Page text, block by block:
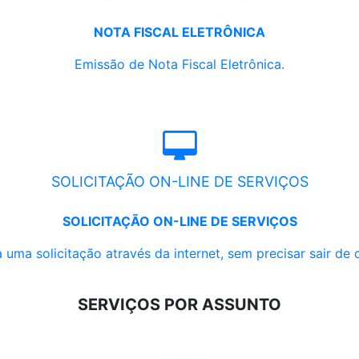
NOTA FISCAL ELETRÔNICA
Emissão de Nota Fiscal Eletrônica.
SOLICITAÇÃO ON-LINE DE SERVIÇOS
SOLICITAÇÃO ON-LINE DE SERVIÇOS
uma solicitação através da internet, sem precisar sair de
SERVIÇOS POR ASSUNTO